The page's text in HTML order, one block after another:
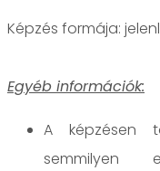
Egyéb információk:
A képzésen
semmilyen